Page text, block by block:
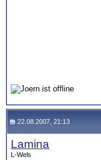
22.08.2007, 21:13
Lamina
L-Wels